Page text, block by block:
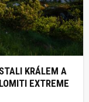
KRÁLEM A
EXTREME